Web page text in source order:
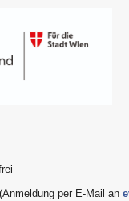
per E-Mail an